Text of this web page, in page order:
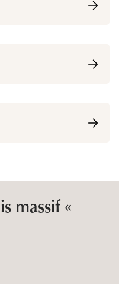
massif «